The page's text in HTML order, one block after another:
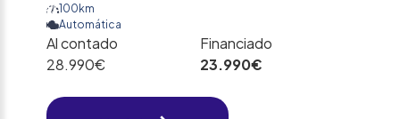
100km
Automática
Al contado
28.990€
Financiado
23.990€